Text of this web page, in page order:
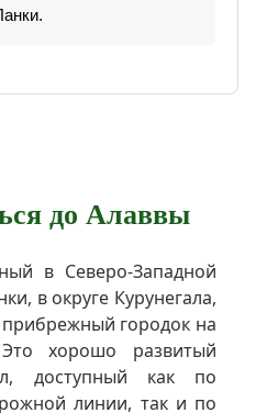
до Алаввы
в Северо-Западной
в округе Курунегала,
городок на
хорошо развитый
доступный как по
линии, так и по